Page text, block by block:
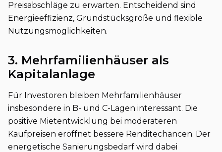
Preisabschläge zu erwarten. Entscheidend sind
Energieeffizienz, Grundstücksgröße und flexible
Nutzungsmöglichkeiten.
3. Mehrfamilienhäuser als
Kapitalanlage
Für Investoren bleiben Mehrfamilienhäuser
insbesondere in B- und C-Lagen interessant. Die
positive Mietentwicklung bei moderateren
Kaufpreisen eröffnet bessere Renditechancen. Der
energetische Sanierungsbedarf wird dabei